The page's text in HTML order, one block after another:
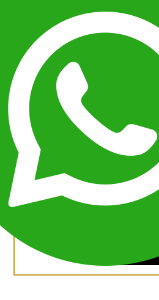
Where would you like to go?
When would you like to travel?
Service Type
Message